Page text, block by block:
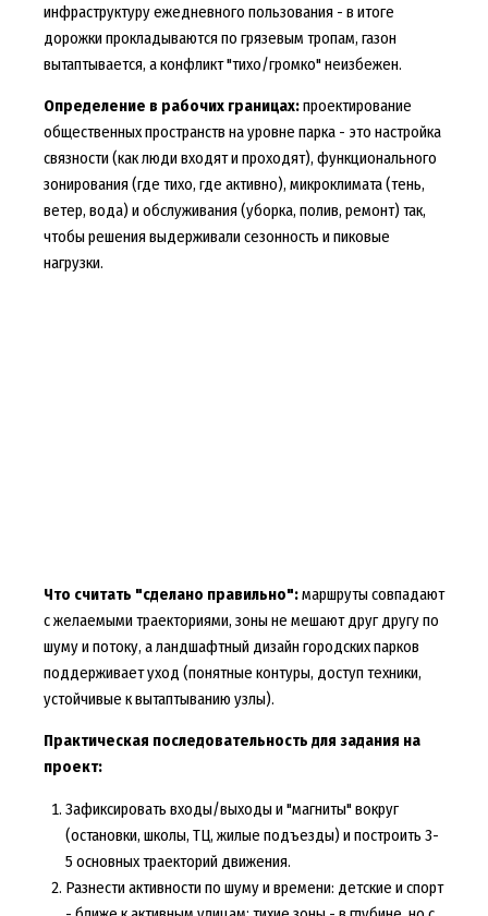
инфраструктуру ежедневного пользования - в итоге
дорожки прокладываются по грязевым тропам, газон
вытаптывается, а конфликт "тихо/громко" неизбежен.
Определение в рабочих границах:проектирование
общественных пространств на уровне парка - это настройка
связности (как люди входят и проходят), функционального
зонирования (где тихо, где активно), микроклимата (тень,
ветер, вода) и обслуживания (уборка, полив, ремонт) так,
чтобы решения выдерживали сезонность и пиковые
нагрузки.
Что считать "сделано правильно":маршруты совпадают
с желаемыми траекториями, зоны не мешают друг другу по
шуму и потоку, а ландшафтный дизайн городских парков
поддерживает уход (понятные контуры, доступ техники,
устойчивые к вытаптыванию узлы).
Практическая последовательность для задания на
проект:
Зафиксировать входы/выходы и "магниты" вокруг
(остановки, школы, ТЦ, жилые подъезды) и построить 3-
5 основных траекторий движения.
Разнести активности по шуму и времени: детские и спорт